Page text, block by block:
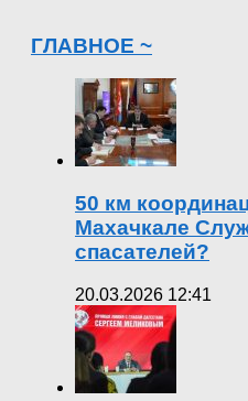
ГЛАВНОЕ ~
50 км
Махачкале
спасателей?
20.03.2026 12:41